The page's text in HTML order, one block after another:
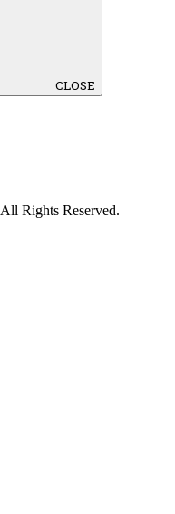
CLOSE
All Rights Reserved.